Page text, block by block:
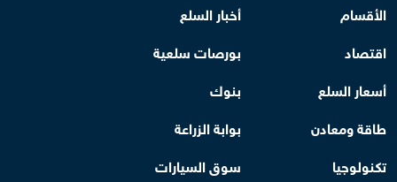
الأقسام
أخبار السلع
اقتصاد
بورصات سلعية
أسعار السلع
بنوك
طاقة ومعادن
بوابة الزراعة
تكنولوجيا
سوق السيارات